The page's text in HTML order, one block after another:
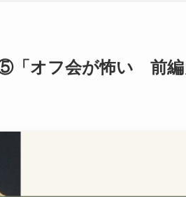
「オフ会が怖い 前編